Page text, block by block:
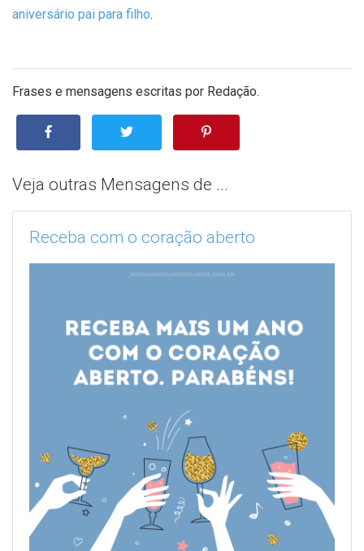
aniversário pai para filho.
Frases e mensagens escritas por Redação.
Veja outras Mensagens de ...
Receba com o coração aberto